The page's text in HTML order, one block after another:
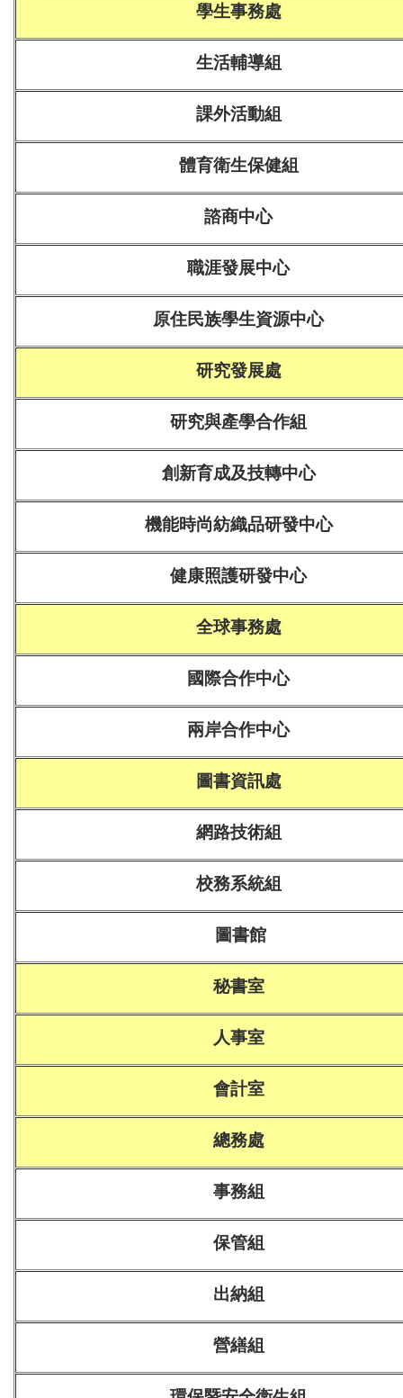
學生事務處
生活輔導組
課外活動組
體育衛生保健組
諮商中心
職涯發展中心
原住民族學生資源中心
研究發展處
研究與產學合作組
創新育成及技轉中心
機能時尚紡織品研發中心
健康照護研發中心
全球事務處
國際合作中心
兩岸合作中心
圖書資訊處
網路技術組
校務系統組
圖書館
秘書室
人事室
會計室
總務處
事務組
保管組
出納組
營繕組